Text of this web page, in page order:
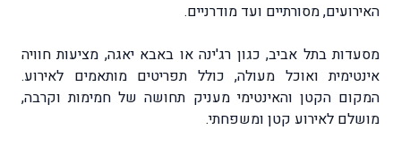
האירועים, מסורתיים ועד מודרניים.
מסעדות בתל אביב, כגון רג'ינה או באבא יאגה, מציעות חוויה
אינטימית ואוכל מעולה, כולל תפריטים מותאמים לאירוע.
המקום הקטן והאינטימי מעניק תחושה של חמימות וקרבה,
מושלם לאירוע קטן ומשפחתי.